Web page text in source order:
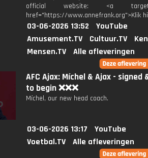
official website: <a
href="https://www.annefrank.org">Klik
03-06-2026 13:52
YouTube
Amusement.TV
Cultuur.TV
Mensen.TV
Alle afleveringen
AFC Ajax: Míchel & Ajax - signed
to begin ❌❌❌
Míchel, our new head coach.
03-06-2026 13:17
YouTube
Voetbal.TV
Alle afleveringen